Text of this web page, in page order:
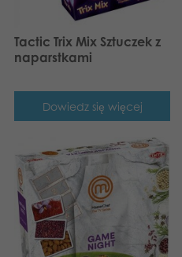
Tactic Trix Mix Sztuczek z
naparstkami
Dowiedz się więcej